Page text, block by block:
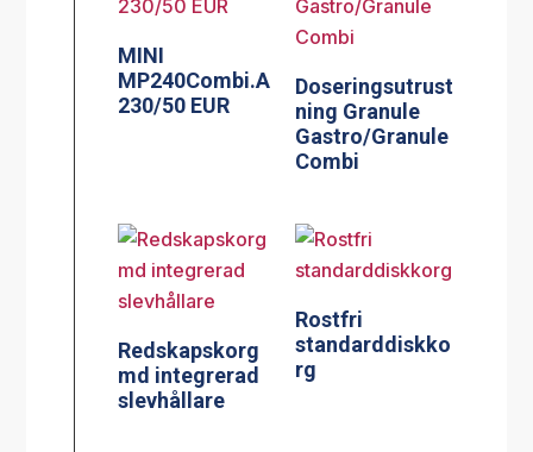
MINI
MP240Combi.A
230/50 EUR
Doseringsutrust
ning Granule
Gastro/Granule
Combi
Redskapskorg
md integrerad
slevhållare
Rostfri
standarddiskko
rg